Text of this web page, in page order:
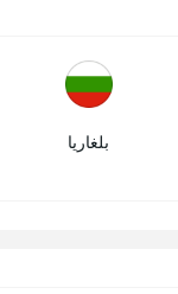
بلغاريا